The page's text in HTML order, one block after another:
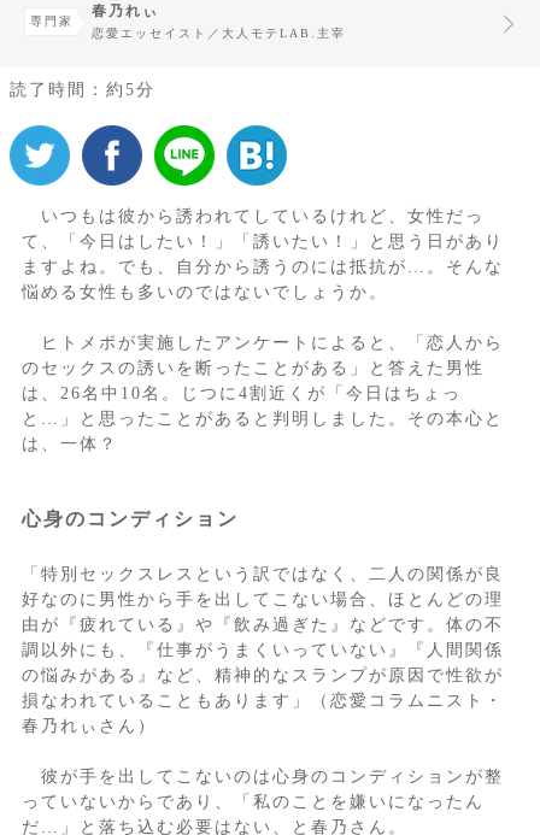
専門家
春乃れぃ
恋愛エッセイスト／大人モテLAB.主宰
読了時間：約5分
いつもは彼から誘われてしているけれど、女性だっ
て、「今日はしたい！」「誘いたい！」と思う日があり
ますよね。でも、自分から誘うのには抵抗が…。そんな
悩める女性も多いのではないでしょうか。
ヒトメボが実施したアンケートによると、「恋人から
のセックスの誘いを断ったことがある」と答えた男性
は、26名中10名。じつに4割近くが「今日はちょっ
と…」と思ったことがあると判明しました。その本心と
は、一体？
心身のコンディション
「特別セックスレスという訳ではなく、二人の関係が良
好なのに男性から手を出してこない場合、ほとんどの理
由が『疲れている』や『飲み過ぎた』などです。体の不
調以外にも、『仕事がうまくいっていない』『人間関係
の悩みがある』など、精神的なスランプが原因で性欲が
損なわれていることもあります」（恋愛コラムニスト・
春乃れぃさん）
彼が手を出してこないのは心身のコンディションが整
っていないからであり、「私のことを嫌いになったん
だ…」と落ち込む必要はない、と春乃さん。